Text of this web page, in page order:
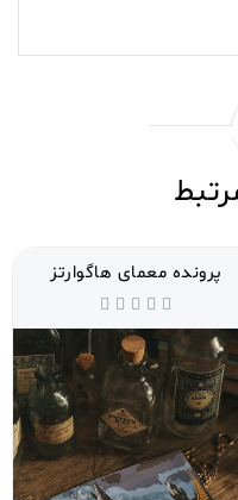
پرونده معمای هاگوارتز